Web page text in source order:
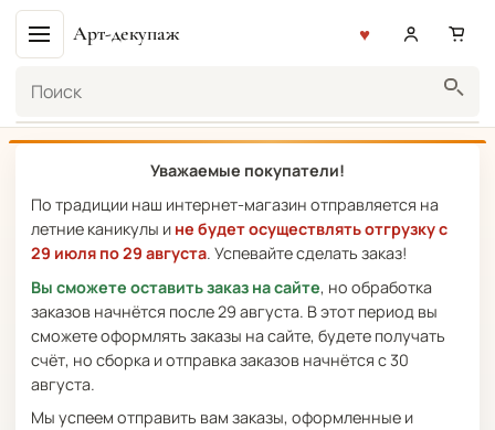
Арт-декупаж
Уважаемые покупатели!
По традиции наш интернет-магазин отправляется на
летние каникулы и не будет осуществлять отгрузку с
29 июля по 29 августа. Успевайте сделать заказ!
Вы сможете оставить заказ на сайте, но обработка
заказов начнётся после 29 августа. В этот период вы
сможете оформлять заказы на сайте, будете получать
счёт, но сборка и отправка заказов начнётся с 30
августа.
Мы успеем отправить вам заказы, оформленные и